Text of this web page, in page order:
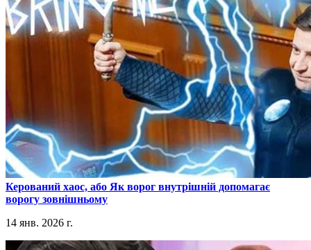
​Керований хаос, або Як ворог внутрішній допомагає
ворогу зовнішньому
14 янв. 2026 г.